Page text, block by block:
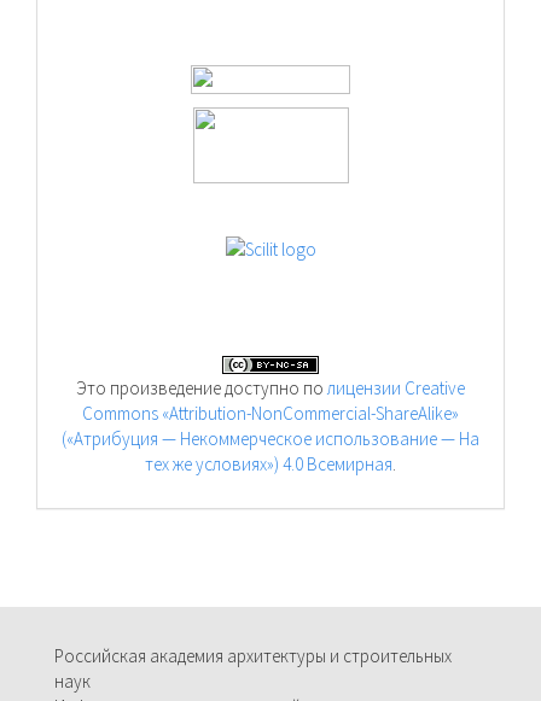
Это произведение доступно полицензии Creative
Commons «Attribution-NonCommercial-ShareAlike»
(«Атрибуция — Некоммерческое использование — На
тех же условиях») 4.0 Всемирная.
Российская академия архитектуры и строительных
наук